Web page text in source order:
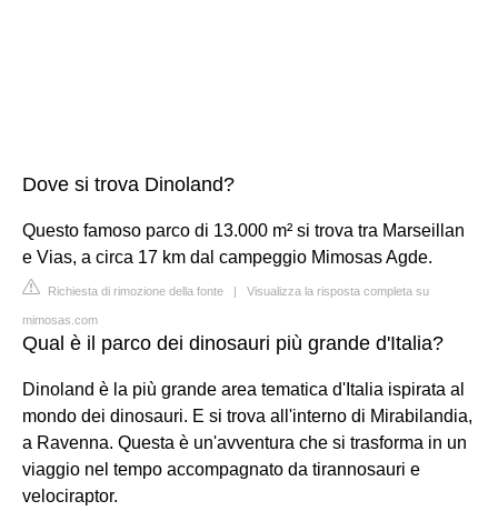
Dove si trova Dinoland?
Questo famoso parco di 13.000 m² si trova tra Marseillan
e Vias, a circa 17 km dal campeggio Mimosas Agde.
Richiesta di rimozione della fonte | Visualizza la risposta completa su
mimosas.com
Qual è il parco dei dinosauri più grande d'Italia?
Dinoland è la più grande area tematica d'Italia ispirata al
mondo dei dinosauri. E si trova all'interno di Mirabilandia,
a Ravenna. Questa è un'avventura che si trasforma in un
viaggio nel tempo accompagnato da tirannosauri e
velociraptor.